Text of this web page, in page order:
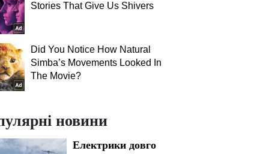
Stories That Give Us Shivers
Did You Notice How Natural
Simba’s Movements Looked In
The Movie?
новини
Електрики довго